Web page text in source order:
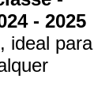
- 2025
ideal para